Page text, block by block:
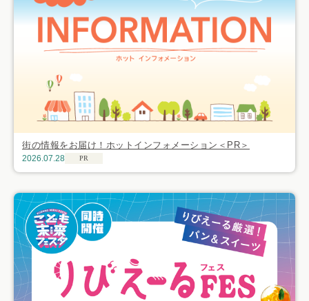
街の情報をお届け！ホットインフォメーション＜PR＞
2026.07.28 PR